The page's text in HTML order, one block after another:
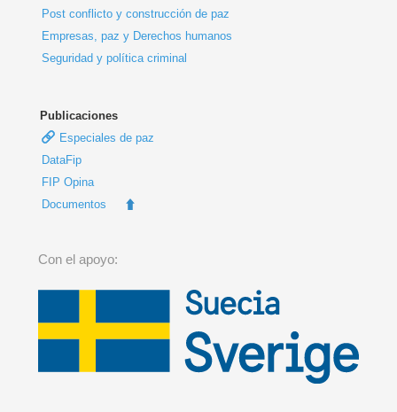
Post conflicto y construcción de paz
Empresas, paz y Derechos humanos
Seguridad y política criminal
Publicaciones
Especiales de paz
DataFip
FIP Opina
Documentos
Con el apoyo: